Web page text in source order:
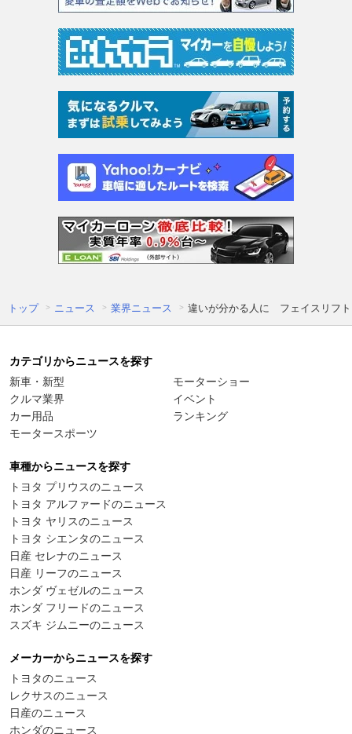
トップ ニュース 業界ニュース 違いが分かる人に フェイスリフ
カテゴリからニュースを探す
新車・新型
クルマ業界
カー用品
モータースポーツ
モーターショー
イベント
ランキング
車種からニュースを探す
トヨタ プリウスのニュース
トヨタ アルファードのニュース
トヨタ ヤリスのニュース
トヨタ シエンタのニュース
日産 セレナのニュース
日産 リーフのニュース
ホンダ ヴェゼルのニュース
ホンダ フリードのニュース
スズキ ジムニーのニュース
メーカーからニュースを探す
トヨタのニュース
レクサスのニュース
日産のニュース
ホンダのニュース